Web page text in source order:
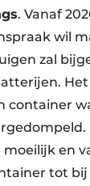
. Vanaf
wil
zal
container
en
tot